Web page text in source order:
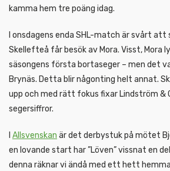
kamma hem tre poäng idag.
I onsdagens enda SHL-match är svårt att
Skellefteå får besök av Mora. Visst, Mora
säsongens första bortaseger – men det
Brynäs. Detta blir någonting helt annat.
upp och med rätt fokus fixar Lindström &
segersiffror.
Allsvenskan är det derbystuk på mötet
en lovande start har ”Löven” vissnat en
denna räknar vi ändå med ett hett